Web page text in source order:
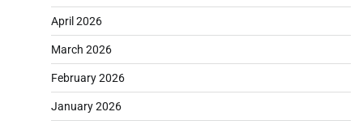
April 2026
March 2026
February 2026
January 2026